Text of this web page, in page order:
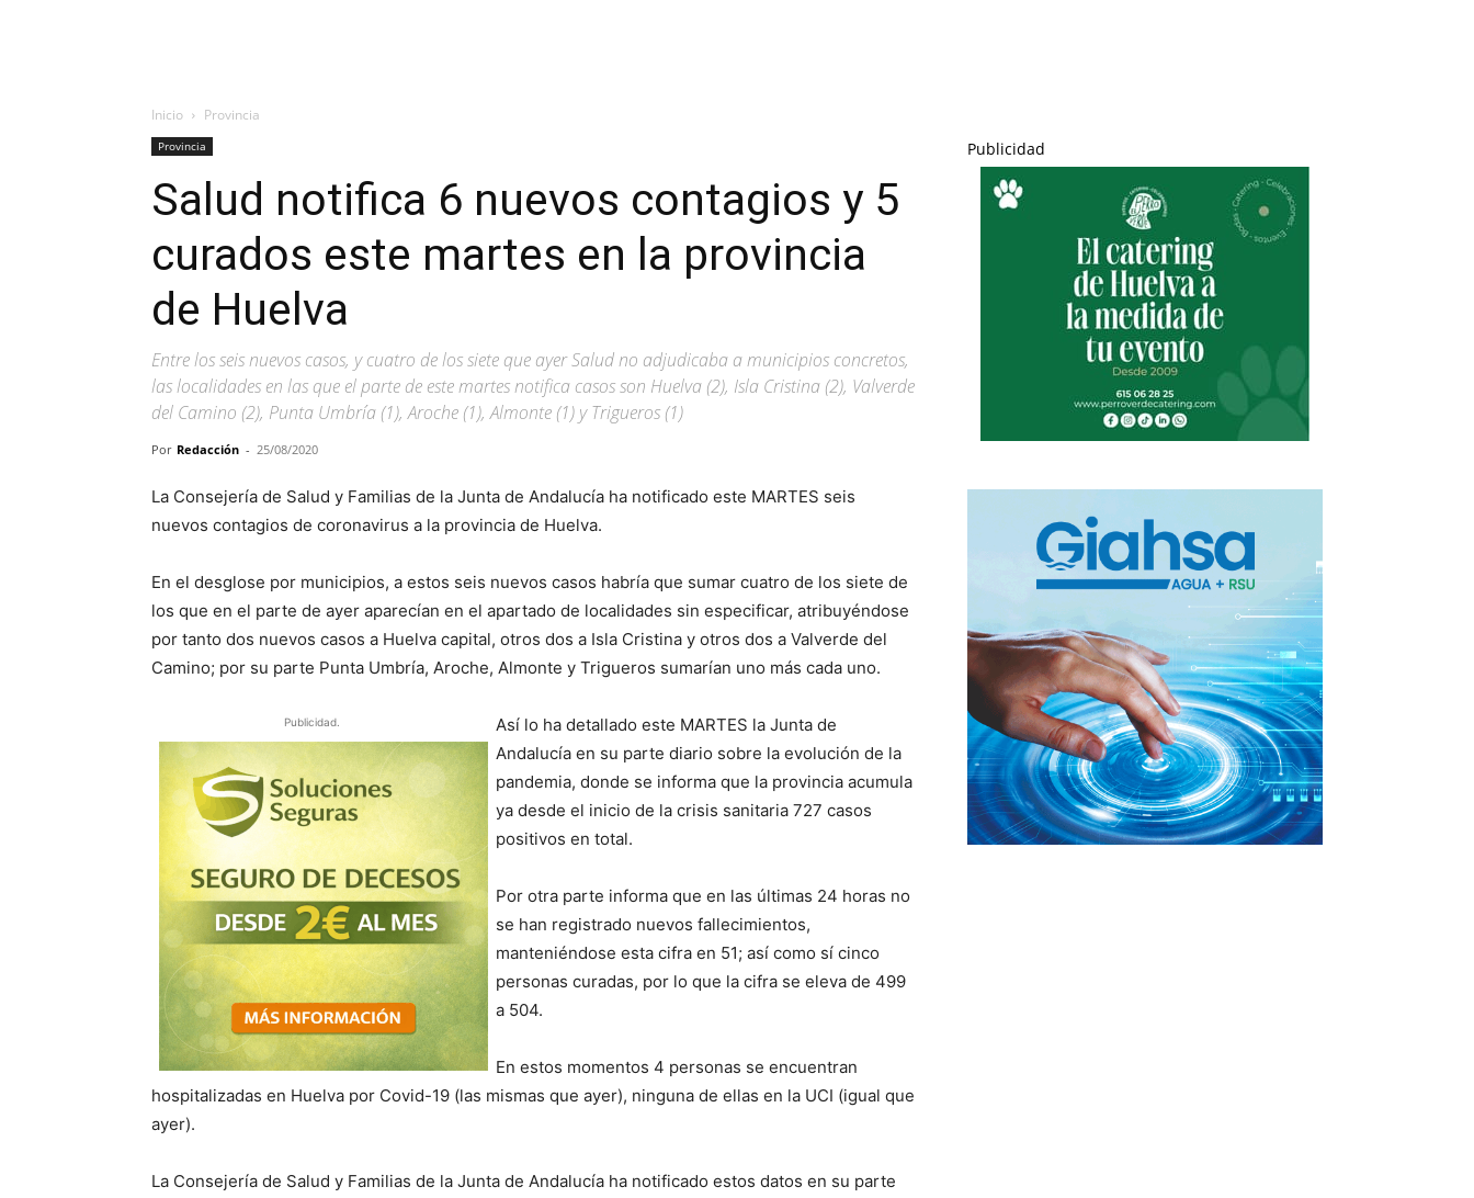
Inicio Provincia
Provincia
Salud notifica 6 nuevos contagios y 5
curados este martes en la provincia
de Huelva
Entre los seis nuevos casos, y cuatro de los siete que ayer Salud no adjudicaba a municipios concretos,
las localidades en las que el parte de este martes notifica casos son Huelva (2), Isla Cristina (2), Valverde
del Camino (2), Punta Umbría (1), Aroche (1), Almonte (1) y Trigueros (1)
Por Redacción - 25/08/2020
La Consejería de Salud y Familias de la Junta de Andalucía ha notificado este MARTES seis
nuevos contagios de coronavirus a la provincia de Huelva.
En el desglose por municipios, a estos seis nuevos casos habría que sumar cuatro de los siete de
los que en el parte de ayer aparecían en el apartado de localidades sin especificar, atribuyéndose
por tanto dos nuevos casos a Huelva capital, otros dos a Isla Cristina y otros dos a Valverde del
Camino; por su parte Punta Umbría, Aroche, Almonte y Trigueros sumarían uno más cada uno.
Publicidad. Así lo ha detallado este MARTES la Junta de
Andalucía en su parte diario sobre la evolución de la
pandemia, donde se informa que la provincia acumula
ya desde el inicio de la crisis sanitaria 727 casos
positivos en total.
Por otra parte informa que en las últimas 24 horas no
se han registrado nuevos fallecimientos,
manteniéndose esta cifra en 51; así como sí cinco
personas curadas, por lo que la cifra se eleva de 499
a 504.
En estos momentos 4 personas se encuentran
hospitalizadas en Huelva por Covid-19 (las mismas que ayer), ninguna de ellas en la UCI (igual que
ayer).
La Consejería de Salud y Familias de la Junta de Andalucía ha notificado estos datos en su parte
Publicidad